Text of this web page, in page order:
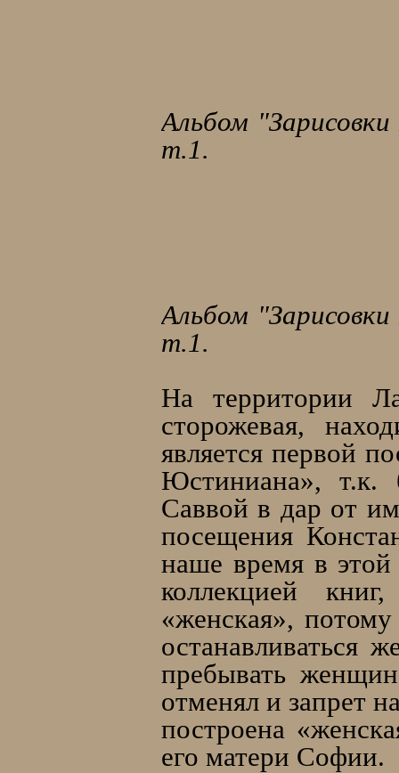
Альбом
т.1.
Альбом
т.1.
На территории
сторожевая,
является первой
Юстиниана», т.к.
Саввой в дар от
посещения
наше время в этой
коллекцией
«женская»,
останавливаться
пребывать
отменял и запрет
построена
его матери Софии.